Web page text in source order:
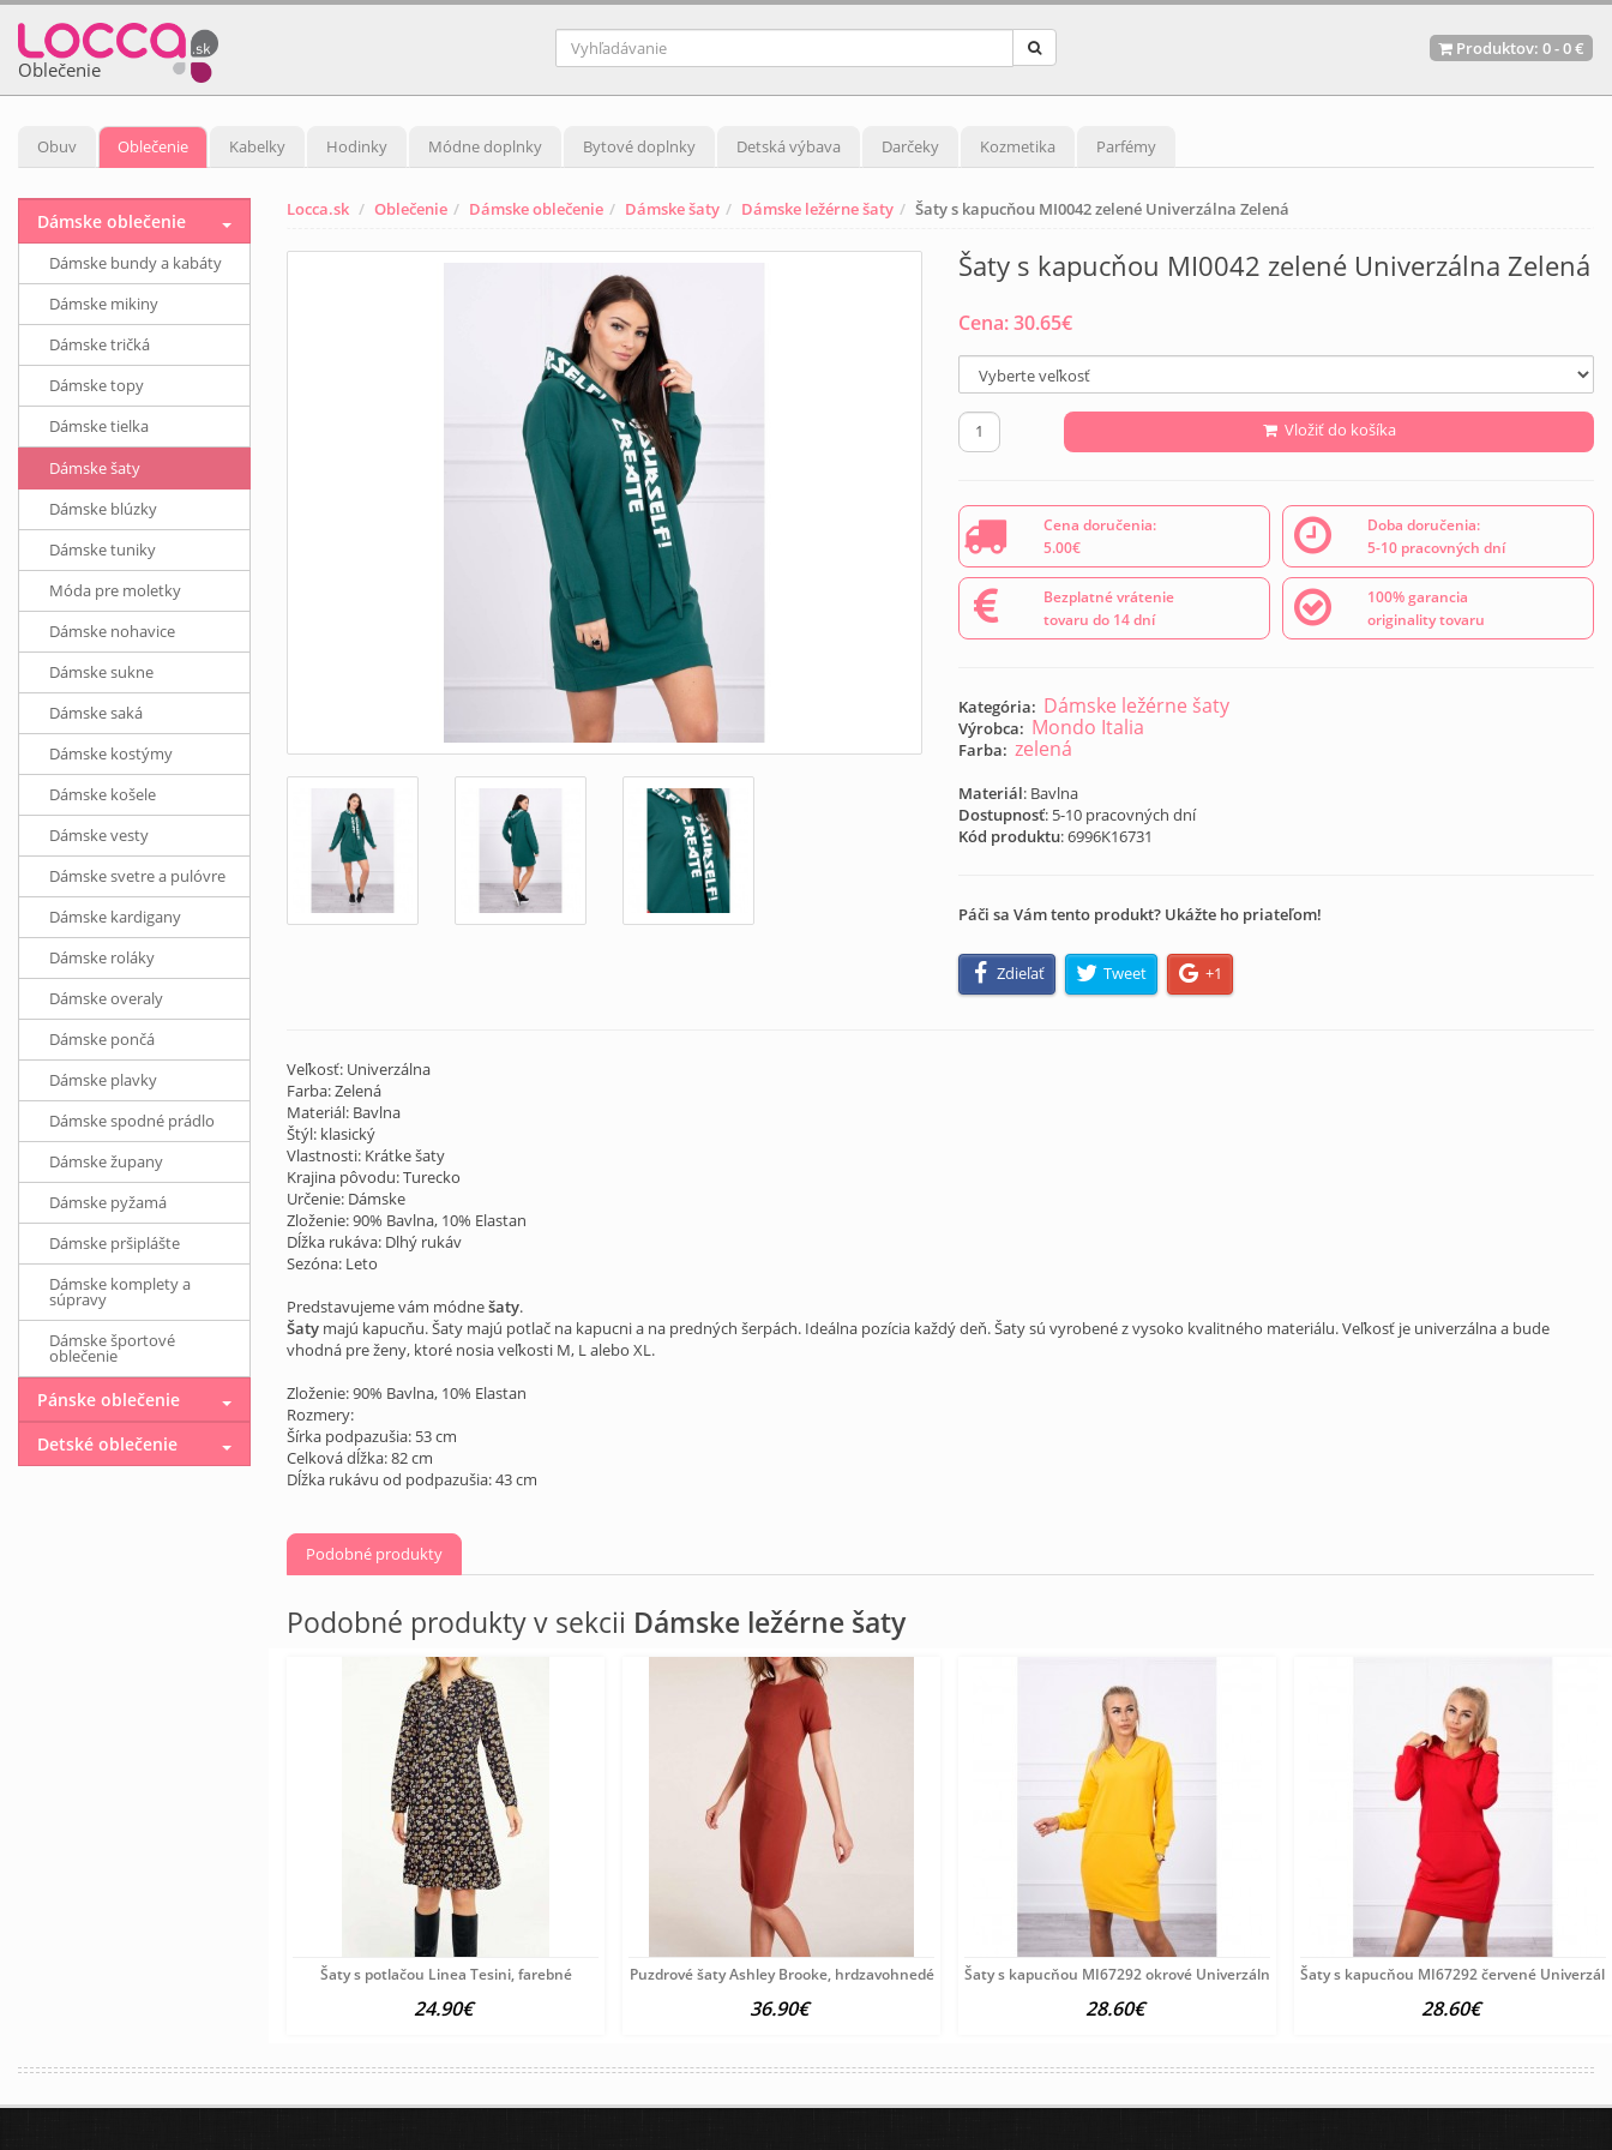
Oblečenie
Produktov: 0-0 €
Obuv Oblečenie Kabelky Hodinky Módne doplnky Bytové doplnky Detská výbava Darčeky Kozmetika Parfémy
Locca.sk Oblečenie Dámske oblečenie Dámske šaty Dámske ležérne šaty Šaty s kapucňou MI0042 zelené Univerzálna Zelená
Šaty s kapucňou MI0042 zelené Univerzálna Zelená
Cena:30.65€
Vložiť do košíka
Cena doručenia:
5.00€
Doba doručenia:
5-10 pracovných dní
Bezplatné vrátenie
tovaru do 14 dní
100% garancia
originality tovaru
Kategória: Dámske ležérne šaty
Výrobca: Mondo Italia
Farba: zelená
Materiál: Bavlna
Dostupnosť: 5-10 pracovných dní
Kód produktu:6996K16731
Páči sa Vám tento produkt? Ukážte ho priateľom!
Zdieľať Tweet +1
Veľkosť: Univerzálna
Farba: Zelená
Materiál: Bavlna
Štýl: klasický
Vlastnosti: Krátke šaty
Krajina pôvodu: Turecko
Určenie: Dámske
Zloženie: 90% Bavlna, 10% Elastan
Dĺžka rukáva: Dlhý rukáv
Sezóna: Leto
Predstavujeme vám módnešaty.
Šaty majú kapucňu. Šaty majú potlač na kapucni a na predných šerpách. Ideálna pozícia každý deň. Šaty sú vyrobené z vysoko kvalitného materiálu. Veľkosť je univerzálna a bude
vhodná pre ženy, ktoré nosia veľkosti M, L alebo XL.
Zloženie: 90% Bavlna, 10% Elastan
Rozmery:
Šírka podpazušia: 53 cm
Celková dĺžka: 82 cm
Dĺžka rukávu od podpazušia: 43 cm
Podobné produkty
Podobné produkty v sekcii Dámske ležérne šaty
Šaty s potlačou Linea Tesini, farebné
24.90€
Puzdrové šaty Ashley Brooke, hrdzavohnedé
36.90€
Šaty s kapucňou MI67292 okrové Univerzálna Okrová
28.60€
Šaty s kapucňou MI67292 červené
28.60€
Dámske oblečenie
Dámske bundy a kabáty
Dámske mikiny
Dámske tričká
Dámske topy
Dámske tielka
Dámske šaty
Dámske blúzky
Dámske tuniky
Móda pre moletky
Dámske nohavice
Dámske sukne
Dámske saká
Dámske kostýmy
Dámske košele
Dámske vesty
Dámske svetre a pulóvre
Dámske kardigany
Dámske roláky
Dámske overaly
Dámske pončá
Dámske plavky
Dámske spodné prádlo
Dámske župany
Dámske pyžamá
Dámske pršiplášte
Dámske komplety a
súpravy
Dámske športové
oblečenie
Pánske oblečenie
Detské oblečenie